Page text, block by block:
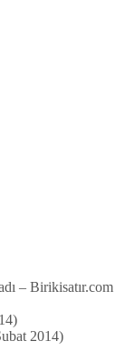
– Birikisatır.com
2014)